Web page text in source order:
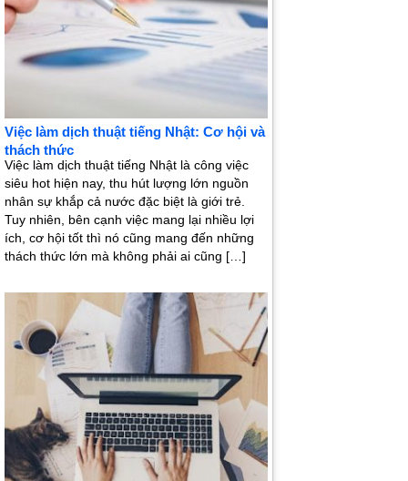
Việc làm dịch thuật tiếng Nhật: Cơ hội và
thách thức
Việc làm dịch thuật tiếng Nhật là công việc
siêu hot hiện nay, thu hút lượng lớn nguồn
nhân sự khắp cả nước đặc biệt là giới trẻ.
Tuy nhiên, bên cạnh việc mang lại nhiều lợi
ích, cơ hội tốt thì nó cũng mang đến những
thách thức lớn mà không phải ai cũng […]